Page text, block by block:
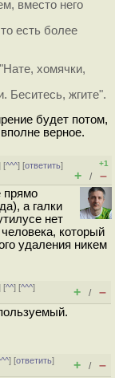
вместо него
есть более
хомячки,
Беситесь, жгите".
будет потом,
верное.
[^^^] [ответить]
+1
+ / –
прямо
а галки
нет
который
удаления никем
[^^] [^^^]
+ / –
] [ответить]
+ / –